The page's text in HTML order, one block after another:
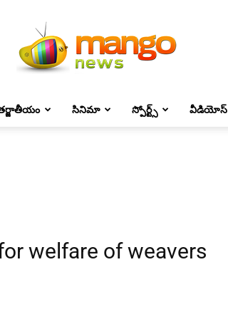
సినిమా స్పోర్ట్స్ వీడియోస్
welfare of weavers